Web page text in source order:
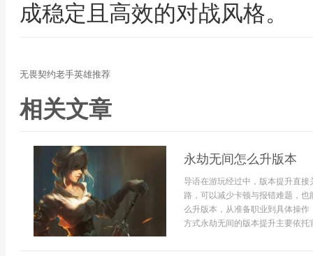
成稳定且高效的对战风格。
无畏契约老手英雄推荐
相关文章
永劫无间怎么升版本
导语在游玩经过中，版本提升直
路，可以减少卡顿与报错难题，
么升版本，从准备职业到具体操
方式永劫无间的版本提升主要依